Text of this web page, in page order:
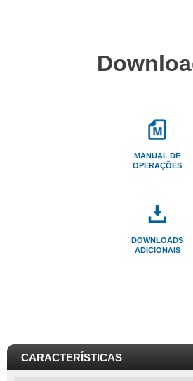
MANUAL DE
OPERAÇÕES
DOWNLOADS
ADICIONAIS